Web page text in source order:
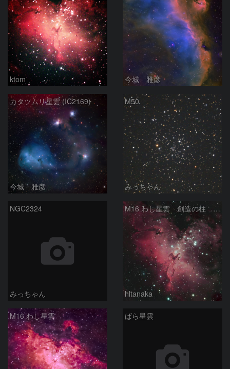
ktom 今城 雅彦
カタツムリ星雲 (IC2169)
今城 雅彦
M50
みっちゃん
NGC2324
みっちゃん
M16 わし星雲 創造の柱 へび座
hltanaka
M16 わし星雲 ばら星雲